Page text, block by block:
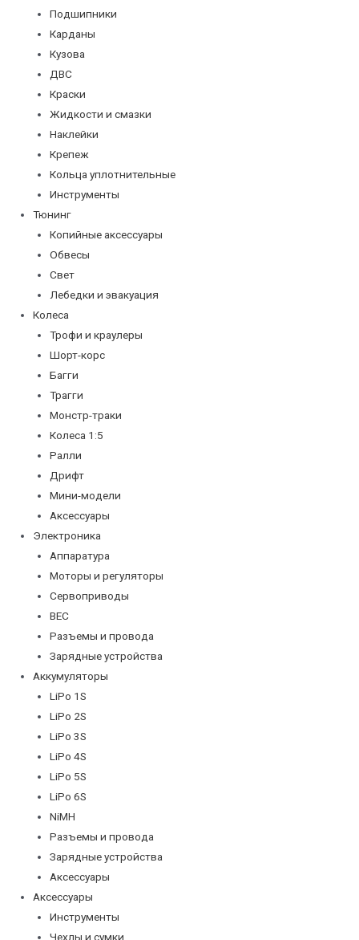
Подшипники
Карданы
Кузова
ДВС
Краски
Жидкости и смазки
Наклейки
Крепеж
Кольца уплотнительные
Инструменты
Тюнинг
Копийные аксессуары
Обвесы
Свет
Лебедки и эвакуация
Колеса
Трофи и краулеры
Шорт-корс
Багги
Трагги
Монстр-траки
Колеса 1:5
Ралли
Дрифт
Мини-модели
Аксессуары
Электроника
Аппаратура
Моторы и регуляторы
Сервоприводы
BEC
Разъемы и провода
Зарядные устройства
Аккумуляторы
LiPo 1S
LiPo 2S
LiPo 3S
LiPo 4S
LiPo 5S
LiPo 6S
NiMH
Разъемы и провода
Зарядные устройства
Аксессуары
Аксессуары
Инструменты
Чехлы и сумки